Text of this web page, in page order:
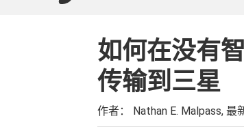
如何在没有
传输到三星
作者： Nathan E. Malpass, 最